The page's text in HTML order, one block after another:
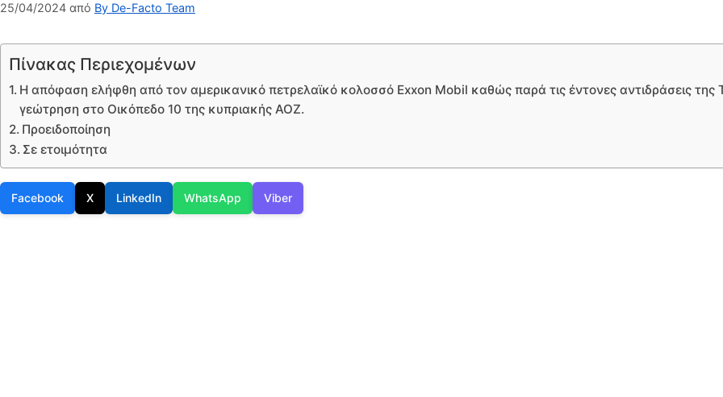
25/04/2024 από By De-Facto Team
Πίνακας Περιεχομένων
Η απόφαση ελήφθη από τον αμερικανικό πετρελαϊκό κολοσσό Exxon Mobil καθώς παρά τις έντονες αντιδράσεις της
γεώτρηση στο Οικόπεδο 10 της κυπριακής ΑΟΖ.
Προειδοποίηση
Σε ετοιμότητα
Facebook X LinkedIn WhatsApp Viber